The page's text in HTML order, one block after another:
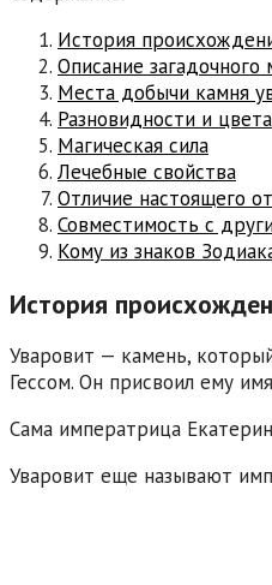
История
Описание загадочного
Места добычи камня
Разновидности и цвета
Магическая сила
Лечебные свойства
Отличие настоящего
Совместимость с
Кому из знаков
История
Уваровит — камень,
Гессом. Он присвоил ему
Сама императрица
Уваровит еще называют